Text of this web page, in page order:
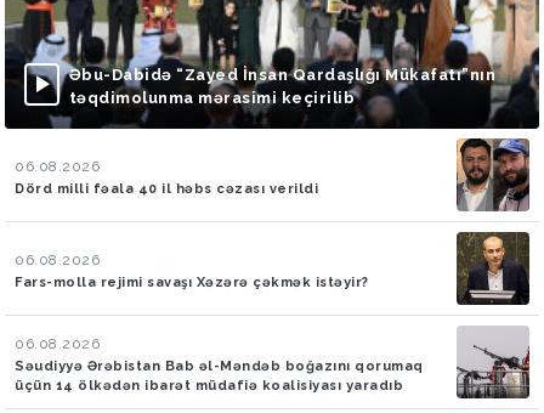
Əbu-Dabidə “Zayed İnsan Qardaşlığı Mükafatı”nın
təqdimolunma mərasimi keçirilib
06.08.2026
Dörd milli fəala 40 il həbs cəzası verildi
06.08.2026
Fars-molla rejimi savaşı Xəzərə çəkmək istəyir?
06.08.2026
Səudiyyə Ərəbistan Bab əl-Məndəb boğazını qorumaq
üçün 14 ölkədən ibarət müdafiə koalisiyası yaradıb